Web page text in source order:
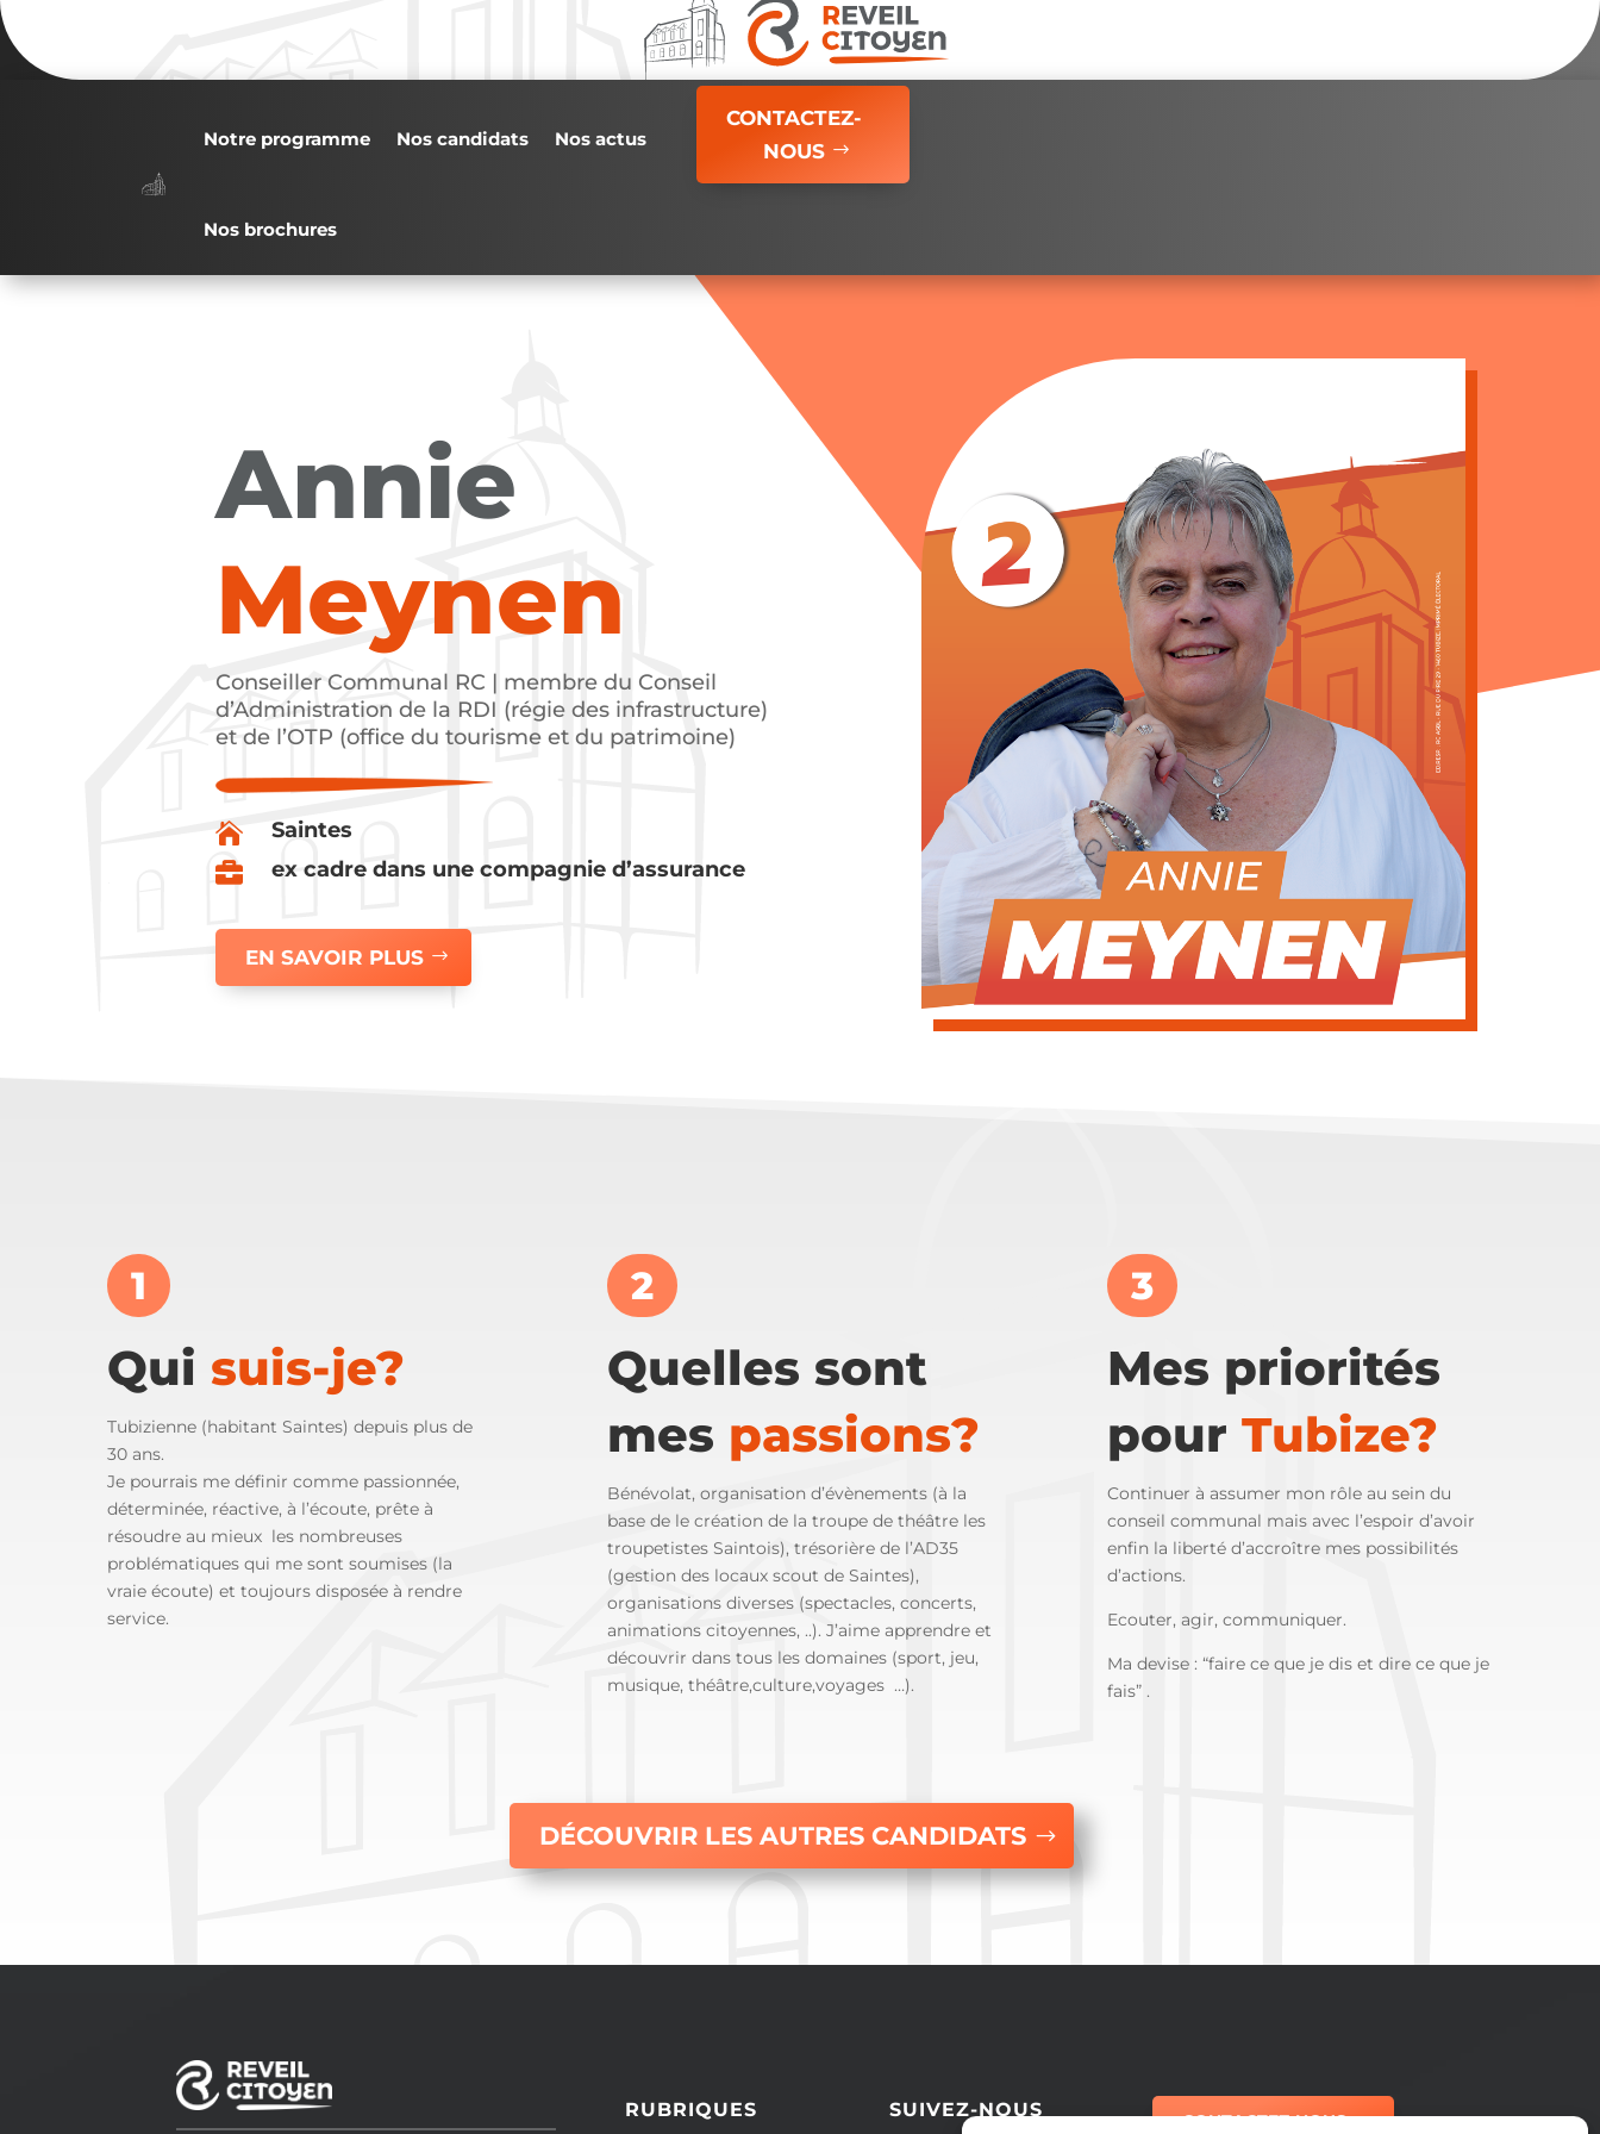
Notre programme Nos candidats Nos actus
Nos brochures
CONTACTEZ-
NOUS
Annie
Meynen
Conseiller Communal RC | membre du Conseil
d’Administration de la RDI (régie des infrastructure)
et de l’OTP (office du tourisme et du patrimoine)
 Saintes
 ex cadre dans une compagnie d’assurance
EN SAVOIR PLUS
1
Qui suis-je?
Tubizienne (habitant Saintes) depuis plus de
30 ans.
Je pourrais me définir comme passionnée,
déterminée, réactive, à l’écoute, prête à
résoudre au mieux les nombreuses
problématiques qui me sont soumises (la
vraie écoute) et toujours disposée à rendre
service.
2
Quelles sont
mes passions?
Bénévolat, organisation d’évènements (à la
base de le création de la troupe de théâtre les
troupetistes Saintois), trésorière de l’AD35
(gestion des locaux scout de Saintes),
organisations diverses (spectacles, concerts,
animations citoyennes, ..). J’aime apprendre et
découvrir dans tous les domaines (sport, jeu,
musique, théâtre,culture,voyages …).
3
Mes priorités
pourTubize?
Continuer à assumer mon rôle au sein du
conseil communal mais avec l’espoir d’avoir
enfin la liberté d’accroître mes possibilités
d’actions.
Ecouter, agir, communiquer.
Ma devise : “faire ce que je dis et dire ce que je
fais” .
DÉCOUVRIR LES AUTRES CANDIDATS
RUBRIQUES SUIVEZ-NOUS CONTACTEZ-NOUS